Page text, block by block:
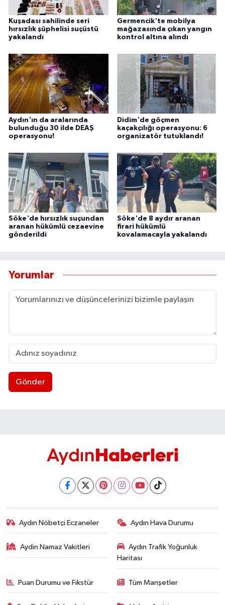
Kuşadası sahilinde seri
hırsızlık şüphelisi suçüstü
yakalandı
Germencik'te mobilya
mağazasında çıkan yangın
kontrol altına alındı
Aydın'ın da aralarında
bulunduğu 30 ilde DEAŞ
operasyonu!
Didim'de göçmen
kaçakçılığı operasyonu: 6
organizatör tutuklandı!
Söke'de hırsızlık suçundan
aranan hükümlü cezaevine
gönderildi
Söke'de 8 aydır aranan
firari hükümlü
kovalamacayla yakalandı
Yorumlar
Gönder
Aydın Nöbetçi Eczaneler Aydın Hava Durumu
Aydin Namaz Vakitleri
Aydın Trafik Yoğunluk
Haritası
Puan Durumu ve Fikstür Tüm Manşetler